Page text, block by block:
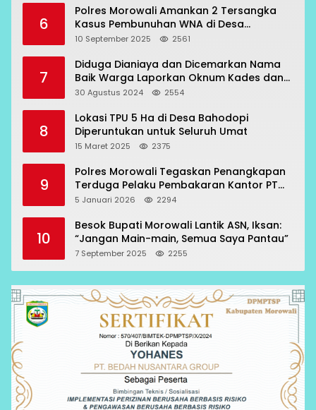
6
Polres Morowali Amankan 2 Tersangka
Kasus Pembunuhan WNA di Desa
Topogaro
10 September 2025 2561
7
Diduga Dianiaya dan Dicemarkan Nama
Baik Warga Laporkan Oknum Kades dan
Oknum Polisi
30 Agustus 2024 2554
8
Lokasi TPU 5 Ha di Desa Bahodopi
Diperuntukan untuk Seluruh Umat
15 Maret 2025 2375
9
Polres Morowali Tegaskan Penangkapan
Terduga Pelaku Pembakaran Kantor PT
RCP Sesuai Prosedur
5 Januari 2026 2294
10
Besok Bupati Morowali Lantik ASN, Iksan:
“Jangan Main-main, Semua Saya Pantau”
7 September 2025 2255